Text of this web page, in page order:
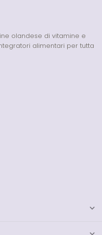
olandese di vitamine e
alimentari per tutta